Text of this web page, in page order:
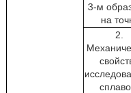
3-м
на
2.